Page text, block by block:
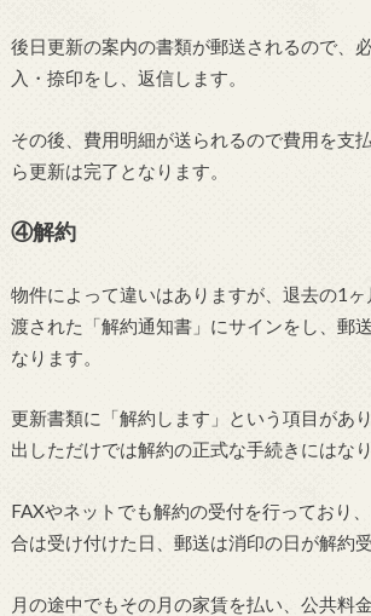
後日更新の案内の書類が郵送されるので、
入・捺印をし、返信します。
その後、費用明細が送られるので費用を支
ら更新は完了となります。
④解約
物件によって違いはありますが、退去の1
渡された「解約通知書」にサインをし、郵
なります。
更新書類に「解約します」という項目があ
出しただけでは解約の正式な手続きにはなり
FAXやネットでも解約の受付を行っており
合は受け付けた日、郵送は消印の日が解約
月の途中でもその月の家賃を払い、公共料